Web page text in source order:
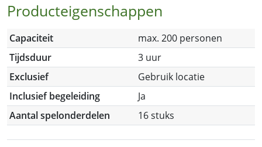
Producteigenschappen
Capaciteit
max. 200 personen
Tijdsduur
3 uur
Exclusief
Gebruik locatie
Inclusief begeleiding
Ja
Aantal spelonderdelen
16 stuks